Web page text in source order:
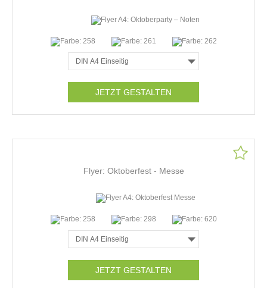
JETZT GESTALTEN
Flyer: Oktoberfest - Messe
JETZT GESTALTEN